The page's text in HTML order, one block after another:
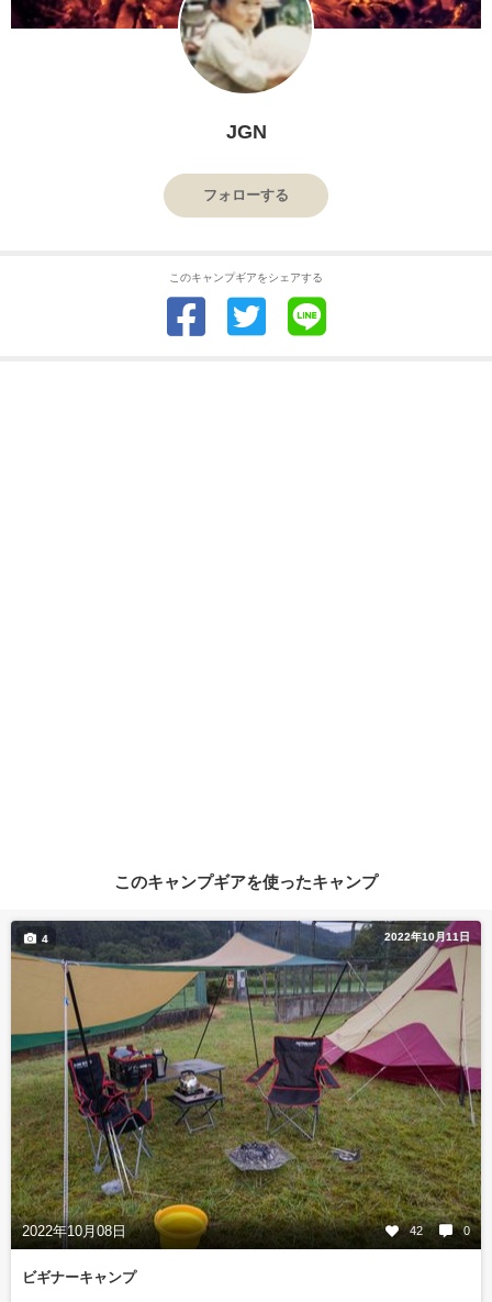
JGN
フォローする
このキャンプギアをシェアする
このキャンプギアを使ったキャンプ
2022年10月11日
2022年10月08日 42 0
4
ビギナーキャンプ